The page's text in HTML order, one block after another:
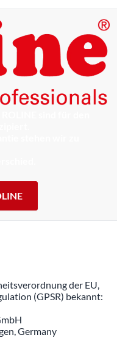
der EU,
(GPSR) bekannt:
Germany